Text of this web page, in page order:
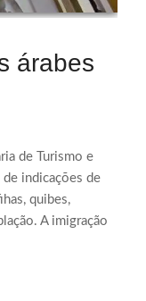
árabes
de Turismo e
indicações de
quibes,
A imigração